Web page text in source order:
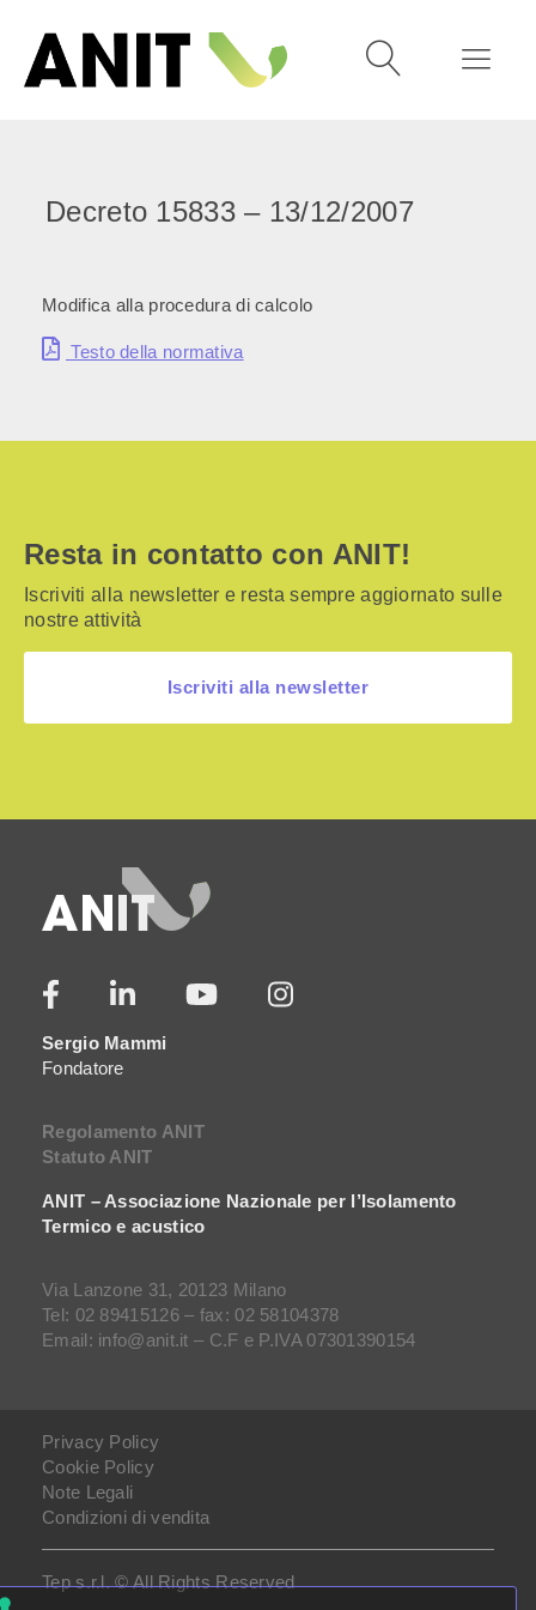
Decreto 15833 – 13/12/2007
Modifica alla procedura di calcolo
Testo della normativa
Resta in contatto con ANIT!
Iscriviti alla newsletter e resta sempre aggiornato sulle
nostre attività
Iscriviti alla newsletter
Sergio Mammi
Fondatore
Regolamento ANIT
Statuto ANIT
ANIT – Associazione Nazionale per l’Isolamento
Termico e acustico
Via Lanzone 31, 20123 Milano
Tel: 02 89415126 – fax: 02 58104378
Email: info@anit.it – C.F e P.IVA 07301390154
Tep s.r.l. © All Rights Reserved
Privacy Policy
Cookie Policy
Note Legali
Condizioni di vendita